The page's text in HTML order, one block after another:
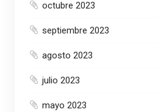
octubre 2023
septiembre 2023
agosto 2023
julio 2023
mayo 2023